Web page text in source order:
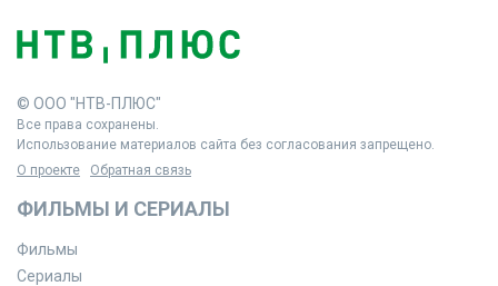
© ООО "НТВ-ПЛЮС"
Все права сохранены.
Использование материалов сайта без согласования запрещено.
О проекте
Обратная связь
ФИЛЬМЫ И СЕРИАЛЫ
Фильмы
Сериалы